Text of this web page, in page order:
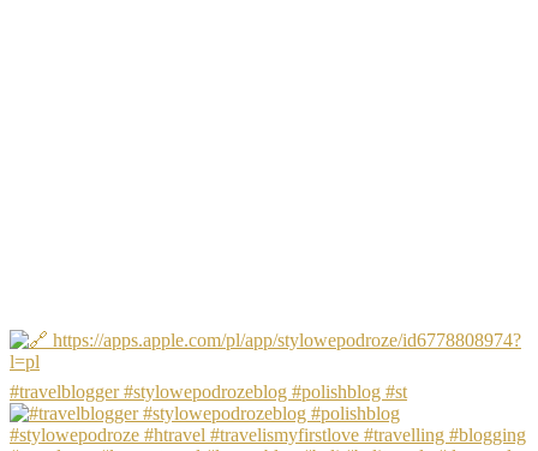
#travelblogger #stylowepodrozeblog #polishblog #st